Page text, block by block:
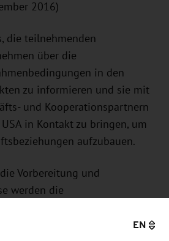
2016)
die teilnehmenden
über die
in den
zu informieren und sie mit
und Kooperationspartnern
in Kontakt zu bringen, um
aufzubauen.
Vorbereitung und
werden die
EN